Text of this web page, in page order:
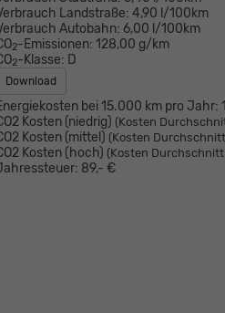
Landstraße: 4,90 l/100km
Autobahn: 6,00 l/100km
2-Emissionen: 128,00 g/km
2-Klasse: D
Download
bei 15.000 km pro Jahr:
Kosten (niedrig) (Kosten
Kosten (mittel) (Kosten
Kosten (hoch) (Kosten Durchschnitt
89,- €